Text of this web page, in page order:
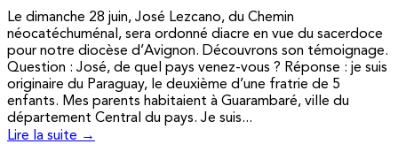
Le dimanche 28 juin, José Lezcano, du Chemin
néocatéchuménal, sera ordonné diacre en vue du sacerdoce
pour notre diocèse d’Avignon. Découvrons son témoignage.
Question : José, de quel pays venez-vous ? Réponse : je suis
originaire du Paraguay, le deuxième d’une fratrie de 5
enfants. Mes parents habitaient à Guarambaré, ville du
département Central du pays. Je suis...
Lire la suite →